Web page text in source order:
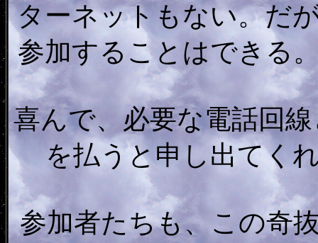
ターネットもない。だ
参加することはできる
喜んで、必要な電話回
を払うと申し出てく
参加者たちも、この奇